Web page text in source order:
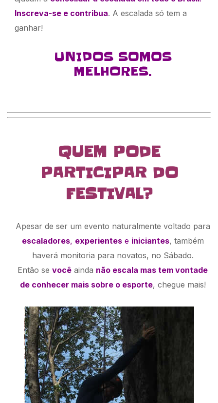
Inscreva-se e contribua. A escalada só tem a
ganhar!
UNIDOS SOMOS
MELHORES.
QUEM PODE
PARTICIPAR DO
FESTIVAL?
Apesar de ser um evento naturalmente voltado para
escaladores, experientese iniciantes, também
haverá monitoria para novatos, no Sábado.
Então se você ainda não escala mas tem vontade
de conhecer mais sobre o esporte, chegue mais!